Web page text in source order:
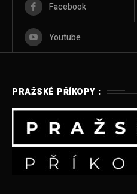
Facebook
Youtube
PRAŽSKÉ PŘÍKOPY :